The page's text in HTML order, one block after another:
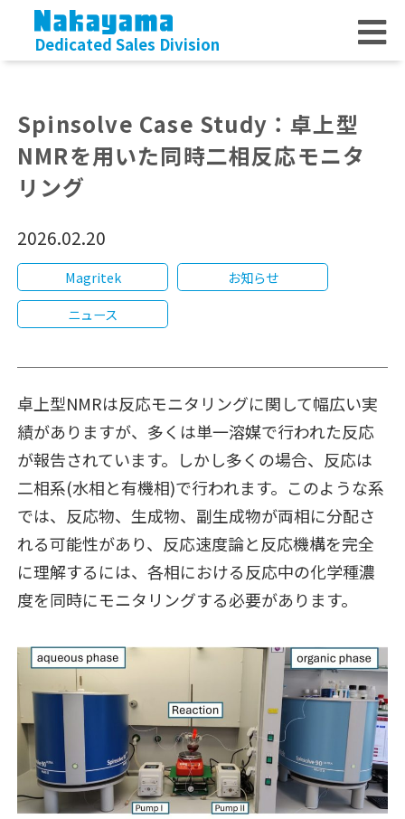
Dedicated Sales Division
Spinsolve Case Study：卓上型
NMRを用いた同時二相反応モニタ
リング
2026.02.20
Magritek
お知らせ
ニュース
卓上型NMRは反応モニタリングに関して幅広い実
績がありますが、多くは単一溶媒で行われた反応
が報告されています。しかし多くの場合、反応は
二相系(水相と有機相)で行われます。このような系
では、反応物、生成物、副生成物が両相に分配さ
れる可能性があり、反応速度論と反応機構を完全
に理解するには、各相における反応中の化学種濃
度を同時にモニタリングする必要があります。